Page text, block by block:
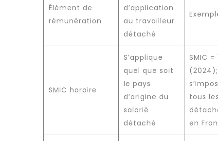
Élément de
rémunération
d’application
au travailleur
détaché
SMIC horaire
S’applique
quel que soit
le pays
d’origine du
salarié
détaché
SMIC =
(2024);
tous
en